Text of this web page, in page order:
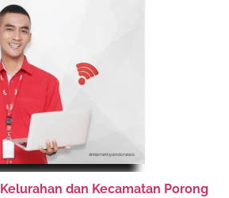
Kelurahan dan Kecamatan Porong